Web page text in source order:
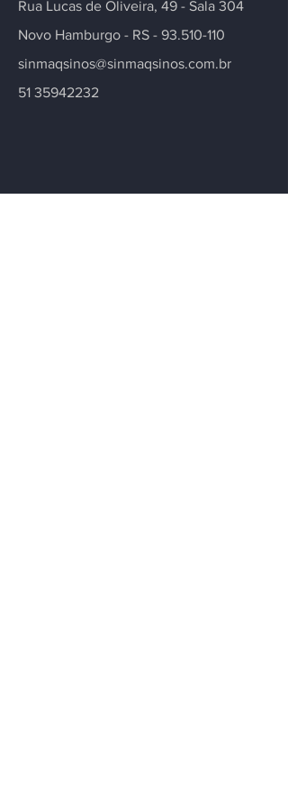
Rua Lucas de Oliveira, 49 - Sala 304
Novo Hamburgo - RS - 93.510-110
sinmaqsinos@sinmaqsinos.com.br
51 35942232